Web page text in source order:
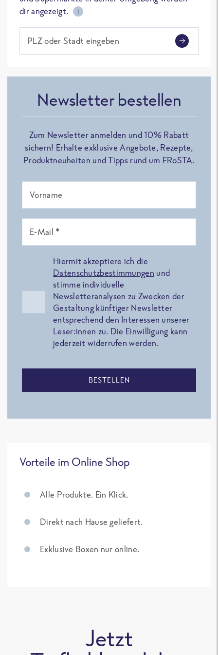
dir angezeigt.
i
PLZ oder Stadt eingeben
Newsletter bestellen
Zum Newsletter anmelden und 10% Rabatt
sichern! Erhalte exklusive Angebote, Rezepte,
Produktneuheiten und Tipps rund um FRoSTA.
Vorname
E-Mail *
Hiermit akzeptiere ich die
Datenschutzbestimmungen und
stimme individuelle
Newsletteranalysen zu Zwecken der
Gestaltung künftiger Newsletter
entsprechend den Interessen unserer
Leser:innen zu. Die Einwilligung kann
jederzeit widerrufen werden.
BESTELLEN
Vorteile im Online Shop
Alle Produkte. Ein Klick.
Direkt nach Hause geliefert.
Exklusive Boxen nur online.
Jetzt